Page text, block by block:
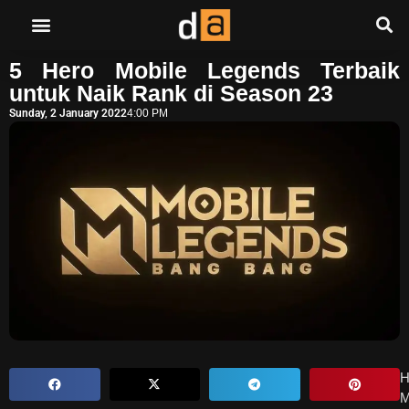
5 Hero Mobile Legends Terbaik
untuk Naik Rank di Season 23
Sunday, 2 January 20224:00 PM